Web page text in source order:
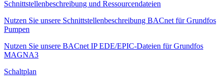
Schnittstellenbeschreibung und Ressourcendateien
Nutzen Sie unsere Schnittstellenbeschreibung BACnet für Grundfos
Pumpen
Nutzen Sie unsere BACnet IP EDE/EPIC-Dateien für Grundfos
MAGNA3
Schaltplan